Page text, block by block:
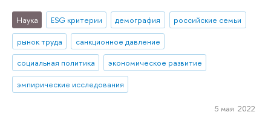
Наука ESG критерии демография
российские семьи
рынок труда
санкционное давление
социальная политика
экономическое развитие
эмпирические исследования
5 мая 2022